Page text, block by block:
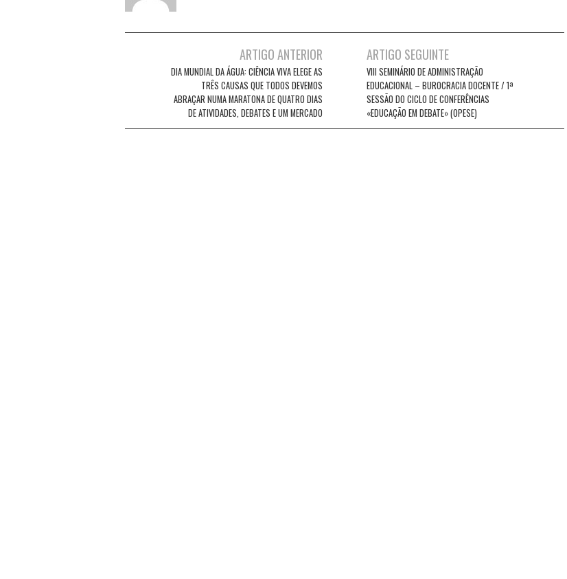
navigation
ARTIGO ANTERIOR
DIA MUNDIAL DA ÁGUA: CIÊNCIA VIVA ELEGE AS
TRÊS CAUSAS QUE TODOS DEVEMOS
ABRAÇAR NUMA MARATONA DE QUATRO DIAS
DE ATIVIDADES, DEBATES E UM MERCADO
ARTIGO SEGUINTE
VIII SEMINÁRIO DE ADMINISTRAÇÃO
EDUCACIONAL – BUROCRACIA DOCENTE / 1ª
SESSÃO DO CICLO DE CONFERÊNCIAS
«EDUCAÇÃO EM DEBATE» (OPESE)